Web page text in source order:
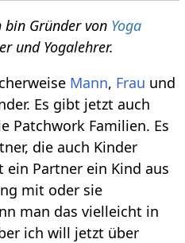
bin Gründer von Yoga
und Yogalehrer.
Mann, Frau und
Es gibt jetzt auch
Patchwork Familien. Es
die auch Kinder
Partner ein Kind aus
mit oder sie
man das vielleicht in
ich will jetzt über